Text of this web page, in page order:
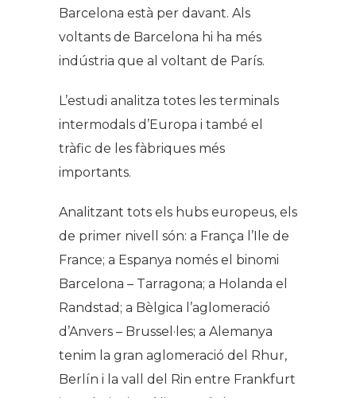
Barcelona està per davant. Als
voltants de Barcelona hi ha més
indústria que al voltant de París.
L’estudi analitza totes les terminals
intermodals d’Europa i també el
tràfic de les fàbriques més
importants.
Analitzant tots els hubs europeus, els
de primer nivell són: a França l’Ile de
France; a Espanya només el binomi
Barcelona – Tarragona; a Holanda el
Randstad; a Bèlgica l’aglomeració
d’Anvers – Brussel·les; a Alemanya
tenim la gran aglomeració del Rhur,
Berlín i la vall del Rin entre Frankfurt